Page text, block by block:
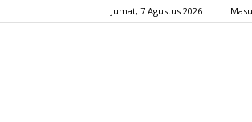
Jumat, 7 Agustus 2026